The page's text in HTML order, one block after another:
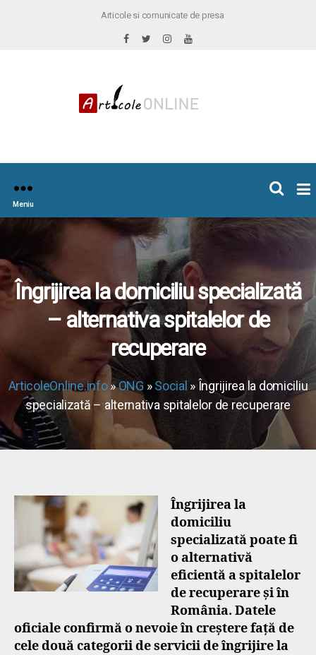
Articole si comunicate de presa
Meniu
Îngrijirea la domiciliu specializată
– alternativa spitalelor de
recuperare
ArticoleOnline.info»ONG »Social » Îngrijirea la domiciliu
specializată – alternativa spitalelor de recuperare
Îngrijirea la
domiciliu
specializată poate fi
o alternativă
eficientă a spitalelor
de recuperare și în
România. Datele
oficiale confirmă o nevoie în creștere față de
cele două categorii de servicii de îngrijire la